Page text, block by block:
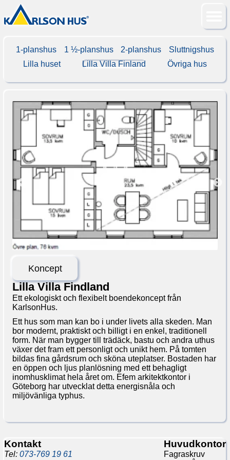
1-planshus 1 ½-planshus 2-planshus
Sluttnigshus
Lilla huset
Lilla Villa Finland Övriga hus
Koncept
Lilla Villa Findland
Ett ekologiskt och flexibelt boendekoncept från
KarlsonHus.
Ett hus som man kan bo i under livets alla skeden. Man
bor modernt, praktiskt och billigt i en enkel, traditionell
form. När man bygger till trädäck, bastu och andra uthus
växer det fram ett personligt och unikt hem. På tomten
bildas fina gårdsrum och sköna uteplatser. Bostaden har
en öppen och ljus planlösning med ett behagligt
inomhusklimat hela året om. Efem arkitektkontor i
Göteborg har utvecklat detta energisnåla och
miljövänliga typhus.
Kontakt
Tel: 073-769 19 61
Huvudkontor
Fagraskruv